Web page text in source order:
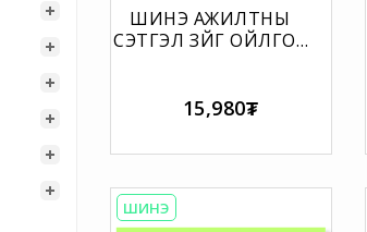
ШИНЭ АЖИЛТНЫ
СЭТГЭЛ ЗҮЙГ ОЙЛГОХ
15,980₮
ШИНЭ